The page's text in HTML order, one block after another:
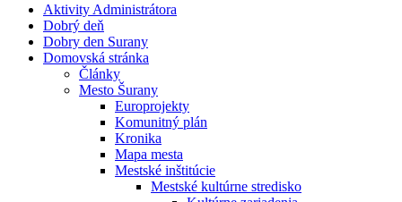
Aktivity Administrátora
Dobrý deň
Dobry den Surany
Domovská stránka
Články
Mesto Šurany
Europrojekty
Komunitný plán
Kronika
Mapa mesta
Mestské inštitúcie
Mestské kultúrne stredisko